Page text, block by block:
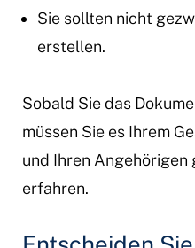
Sie sollten nicht
erstellen.
Sobald Sie das
müssen Sie es Ihrem
und Ihren Angehörigen
erfahren.